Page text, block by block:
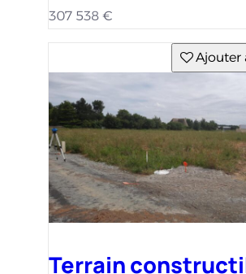
307 538 €
Ajouter
Terrain